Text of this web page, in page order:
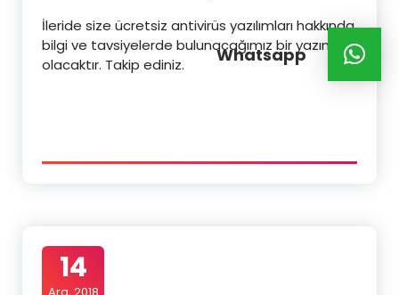
İleride size ücretsiz antivirüs yazılımları hakkında
bilgi ve tavsiyelerde bulunacağımız bir yazımız
olacaktır. Takip ediniz.
14
Whatsapp